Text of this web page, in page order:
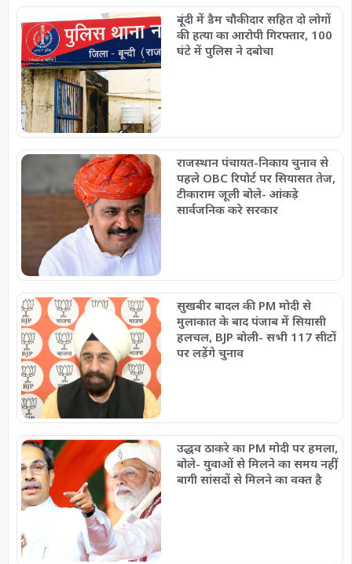
बूंदी में डैम चौकीदार सहित दो लोगों
की हत्या का आरोपी गिरफ्तार, 100
घंटे में पुलिस ने दबोचा
राजस्थान पंचायत-निकाय चुनाव से
पहले OBC रिपोर्ट पर सियासत तेज,
टीकाराम जूली बोले- आंकड़े
सार्वजनिक करे सरकार
सुखबीर बादल की PM मोदी से
मुलाकात के बाद पंजाब में सियासी
हलचल, BJP बोली- सभी 117 सीटों
पर लड़ेंगे चुनाव
उद्धव ठाकरे का PM मोदी पर हमला,
बोले- युवाओं से मिलने का समय नहीं,
बागी सांसदों से मिलने का वक्त है